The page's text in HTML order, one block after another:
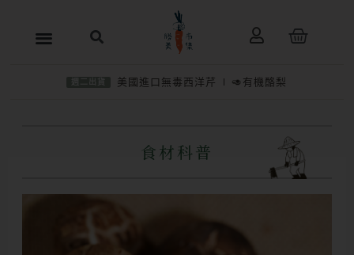
購
美國進口無毒西洋芹 🥑有機酪梨
食材科普